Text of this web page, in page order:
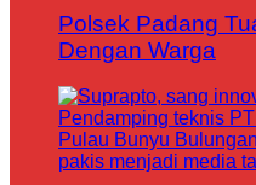
Polsek Padang
Dengan Warga